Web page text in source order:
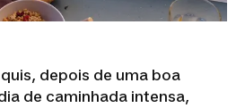
depois de uma boa
de caminhada intensa,